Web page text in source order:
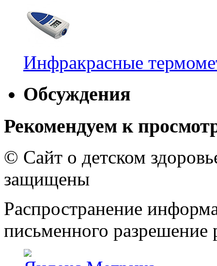
Инфракрасные
Обсуждения
Рекомендуем к
© Сайт о детском
защищены
Распространение
письменного разрешение